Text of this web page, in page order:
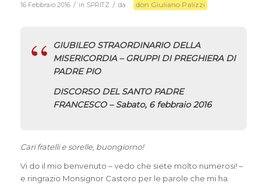
16 Febbraio 2016 / in SPRITZ / da don Giuliano Palizzi
GIUBILEO STRAORDINARIO DELLA
MISERICORDIA – GRUPPI DI PREGHIERA DI
PADRE PIO
DISCORSO DEL SANTO PADRE
FRANCESCO–Sabato, 6 febbraio 2016
Cari fratelli e sorelle, buongiorno!
Vi do il mio benvenuto – vedo che siete molto numerosi! –
e ringrazio Monsignor Castoro per le parole che mi ha